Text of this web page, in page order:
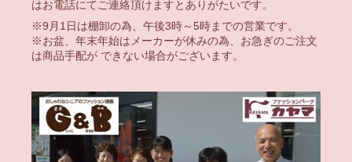
はお電話にてご連絡頂けますとありがたいです。
※9月1日は棚卸の為、午後3時～5時までの営業です。
※お盆、年末年始はメーカーが休みの為、お急ぎのご注文
は商品手配が できない場合がございます。